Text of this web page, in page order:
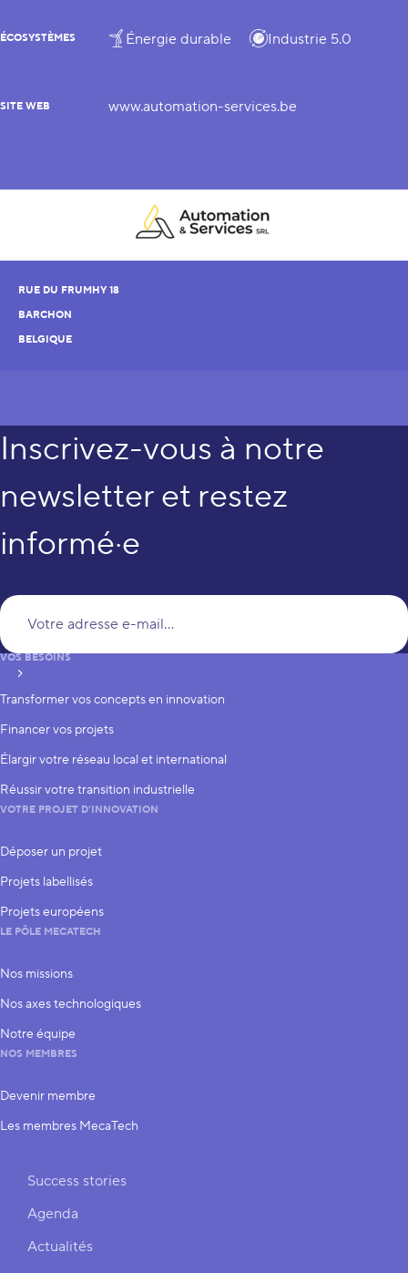
ÉCOSYSTÈMES Énergie durable Industrie 5.0
SITE WEB www.automation-services.be
RUE DU FRUMHY 18
BARCHON
BELGIQUE
Inscrivez-vous à notre
newsletter et restez
informé·e
S’inscrire
VOS BESOINS
Transformer vos concepts en innovation
Financer vos projets
Élargir votre réseau local et international
Réussir votre transition industrielle
VOTRE PROJET D’INNOVATION
Déposer un projet
Projets labellisés
Projets européens
LE PÔLE MECATECH
Nos missions
Nos axes technologiques
Notre équipe
NOS MEMBRES
Devenir membre
Les membres MecaTech
Liens rapides
Success stories
Agenda
Actualités